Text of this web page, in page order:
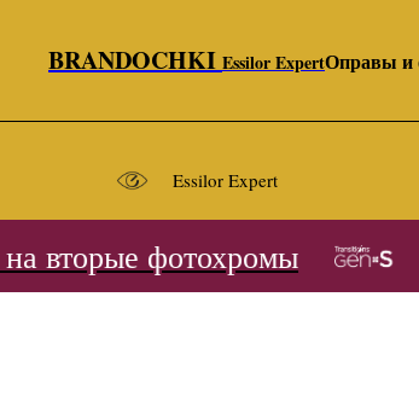
BRANDOCHKI Essilor ExpertОправы и
Essilor Expert
вторые фотохромы